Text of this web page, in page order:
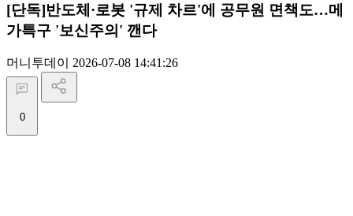
[단독]반도체·로봇 '규제 차르'에 공무원 면책도…메
가특구 '보신주의' 깬다
머니투데이 2026-07-08 14:41:26
0